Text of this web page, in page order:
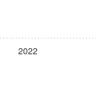
2022